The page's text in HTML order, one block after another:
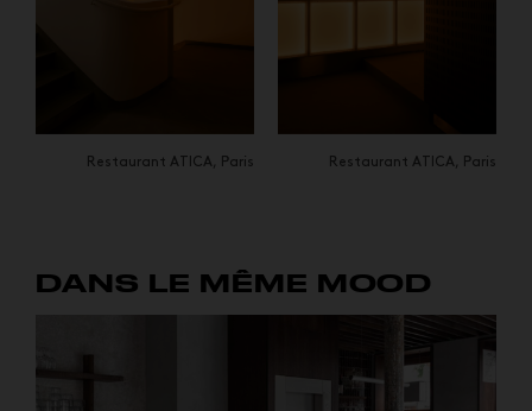
Restaurant ATICA, Paris Restaurant ATICA, Paris
DANS LE MÊME MOOD